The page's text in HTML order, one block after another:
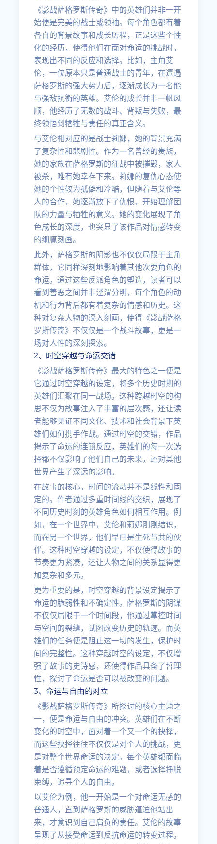
《影战萨格罗斯传奇》中的英雄们并非一开
始便是完美的战士或领袖。每个角色都有着
各自的背景故事和成长历程，正是这些个性
化的经历，使得他们在面对命运的挑战时，
表现出不同的反应和选择。比如，主角艾
伦，一位原本只是普通战士的青年，在遭遇
萨格罗斯的强大势力后，逐渐成长为一名能
与强敌抗衡的英雄。艾伦的成长并非一帆风
顺，他经历了无数的战斗、背叛与失败，最
终领悟到牺牲与责任的真正含义。
与艾伦相对应的是战士莉娜，她的背景充满
了复杂性和悲剧性。作为一名曾经的贵族，
她的家族在萨格罗斯的征战中被摧毁，家人
被杀，唯有她幸存下来。莉娜的复仇心态使
她的个性较为孤僻和冷酷，但随着与艾伦等
人的合作，她逐渐放下了仇恨，开始理解团
队的力量与牺牲的意义。她的变化展现了角
色成长的深度，也突显了该作品对情感转变
的细腻刻画。
此外，萨格罗斯的阴影也不仅仅局限于主角
群体，它同样深刻地影响着其他次要角色的
命运。通过这些反派角色的塑造，读者可以
看到善恶之间并非泾渭分明，每个角色的动
机和行为背后都有着复杂的情感和历史。这
种对复杂人物的深入刻画，使得《影战萨格
罗斯传奇》不仅仅是一个战斗故事，更是一
场对人性的深刻探索。
2、时空穿越与命运交错
《影战萨格罗斯传奇》最大的特色之一便是
它通过时空穿越的设定，将多个历史时期的
英雄们汇聚在同一战场。这种跨越时空的构
思不仅为故事注入了丰富的层次感，还让读
者能够见证不同文化、技术和社会背景下英
雄们如何携手作战。通过时空的交错，作品
揭示了命运的连锁反应，英雄们的每一次选
择都不仅影响了他们自己的未来，还对其他
世界产生了深远的影响。
在故事的核心，时间的流动并不是线性和固
定的。作者通过多重时间线的交织，展现了
不同历史时刻的英雄角色如何相互作用。例
如，在一个世界中，艾伦和莉娜刚刚结识，
而在另一个世界，他们早已是生死与共的伙
伴。这种时空穿越的设定，不仅使得故事的
节奏更为紧凑，还让人物之间的关系显得更
加复杂和多元。
更为重要的是，时空穿越的背景设定揭示了
命运的脆弱性和不确定性。萨格罗斯的阴谋
不仅仅局限于一个时间段，他通过掌控时间
与空间的裂缝，试图改变历史的轨迹。而英
雄们的任务便是阻止这一切的发生，保护时
间的完整性。这种穿越时空的设定，不仅增
强了故事的史诗感，还使得作品具备了哲理
性，探讨了命运是否可以被改变的问题。
3、命运与自由的对立
《影战萨格罗斯传奇》所探讨的核心主题之
一，便是命运与自由的冲突。英雄们在不断
变化的时空中，面对着一个又一个的抉择，
而这些抉择往往不仅仅是对个人的挑战，更
是对整个世界命运的决定。每个英雄都面临
着是否遵循预定命运的难题，或者选择挣脱
束缚，追寻个人的自由。
以艾伦为例，他一开始是一个对命运无感的
普通人，直到萨格罗斯的威胁逼迫他站出
来，才意识到自己肩负的责任。艾伦的故事
呈现了从接受命运到反抗命运的转变过程。